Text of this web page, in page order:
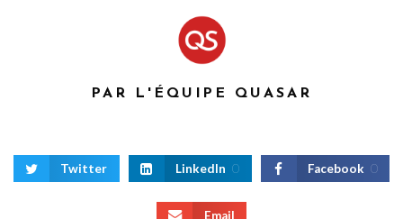
PAR L'ÉQUIPE QUASAR
Twitter LinkedIn 0 Facebook 0
Email